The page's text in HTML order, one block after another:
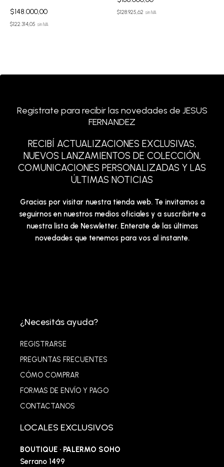
$148.000,00
$122.314,05 sin IVA
$128.925,62 sin IVA
Registrate para recibir las novedades de JESUS
FERNANDEZ
RECIBÍ ACTUALIZACIONES EXCLUSIVAS,
NUEVOS LANZAMIENTOS DE COLECCIÓN,
COMUNICACIONES PERSONALIZADAS Y LAS
ÚLTIMAS NOTICIAS
Gracias por visitar nuestra tienda web. Te invitamos a
seguirnos en nuestros medios oficiales y a suscribirte a
nuestra lista de Neswletter. Enterate de las últimas
novedades que tenemos para vos al instante.
¿Necesitás ayuda?
REGISTRARSE
PREGUNTAS FRECUENTES
CÓMO COMPRAR
FORMAS DE ENVÍO Y PAGO
CONTACTANOS
LOCALES EXCLUSIVOS
BOUTIQUE · PALERMO SOHO
Serrano 1499